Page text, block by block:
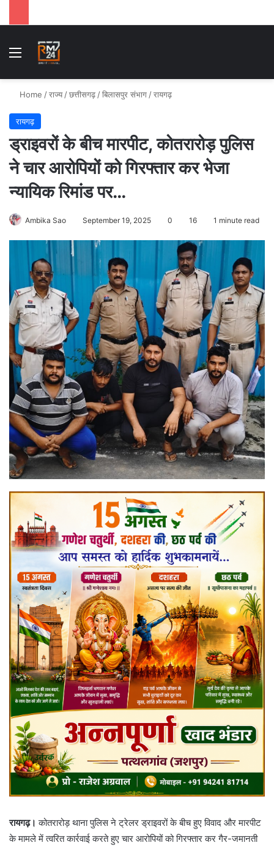
Menu
Home /राज्य /छत्तीसगढ़ /बिलासपुर संभाग /रायगढ़
रायगढ़
ड्राइवरों के बीच मारपीट, कोतरारोड़ पुलिस
ने चार आरोपियों को गिरफ्तार कर भेजा
न्यायिक रिमांड पर…
Ambika Sao September 19, 2025 0 16 1 minute read
रायगढ़। कोतरारोड़ थाना पुलिस ने ट्रेलर ड्राइवरों के बीच हुए विवाद और मारपीट
के मामले में त्वरित कार्रवाई करते हुए चार आरोपियों को गिरफ्तार कर गैर-जमानती